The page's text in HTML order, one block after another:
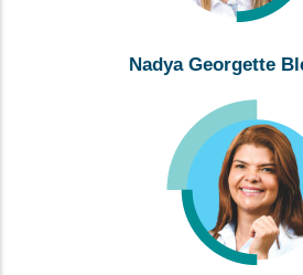
Nadya Georgette